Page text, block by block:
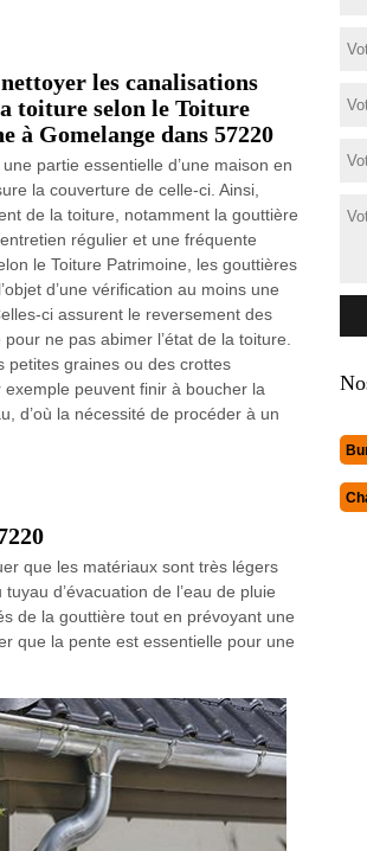
les canalisations
toiture selon le Toiture
à Gomelange dans 57220
partie essentielle d’une maison en
la couverture de celle-ci. Ainsi,
de la toiture, notamment la gouttière
régulier et une fréquente
le Toiture Patrimoine, les gouttières
d’une vérification au moins une
ci assurent le reversement des
ne pas abimer l’état de la toiture.
petites graines ou des crottes
exemple peuvent finir à boucher la
d’où la nécessité de procéder à un
que les matériaux sont très légers
d’évacuation de l’eau de pluie
de la gouttière tout en prévoyant une
que la pente est essentielle pour une